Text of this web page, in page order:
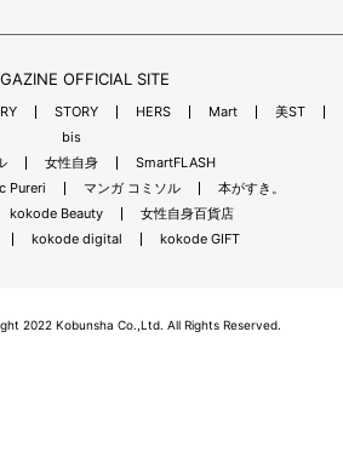
OFFICIAL SITE
STORY HERS Mart
美ST
bis
女性自身
SmartFLASH
Pureri マンガ コミソル
本がすき。
kokode Beauty
女性自身百貨店
kokode digital kokode GIFT
2022 Kobunsha Co.,Ltd. All Rights Reserved.